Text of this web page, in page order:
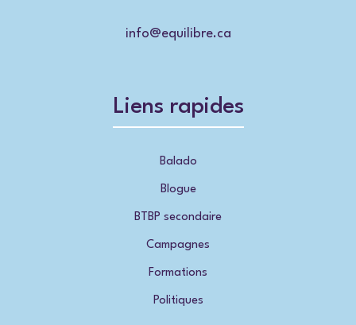
info@equilibre.ca
Liens rapides
Balado
Blogue
BTBP secondaire
Campagnes
Formations
Politiques